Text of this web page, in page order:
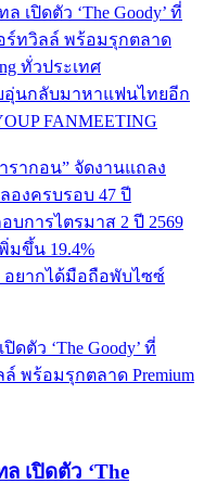
เปิดตัว ‘The Goody’ ที่
ทวิลล์ พร้อมรุกตลาด
ทั่วประเทศ
อุ่นกลับมาหาแฟนไทยอีก
FANMEETING
ากอน” จัดงานแถลง
งครบรอบ 47 ปี
บการไตรมาส 2 ปี 2569
มขึ้น 19.4%
อยากได้มือถือพับไซซ์
เปิดตัว ‘The